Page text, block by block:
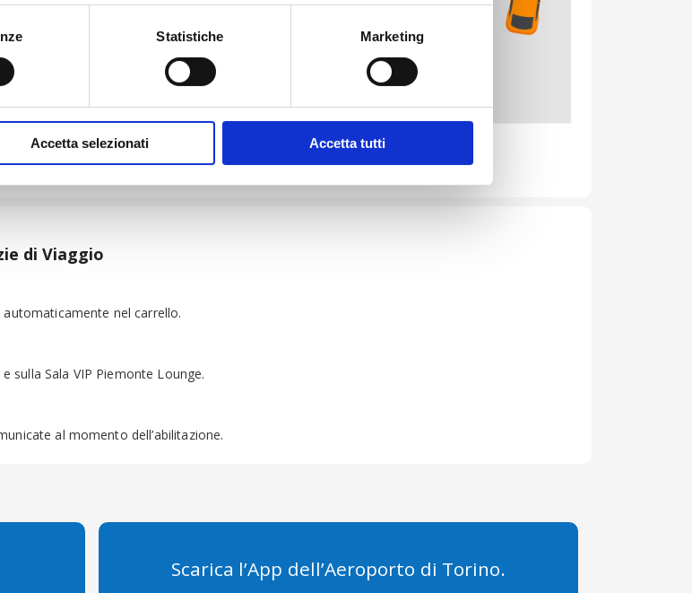
Statistiche Marketing
Accetta selezionati Accetta tutti
di Viaggio
nel carrello.
sulla Sala VIP Piemonte Lounge.
al momento dell’abilitazione.
Scarica l’App dell’Aeroporto di Torino.